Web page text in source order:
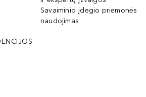
Savaiminio įdegio priemonės
naudojimas